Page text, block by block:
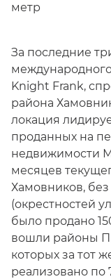
метр
За последние
Knight Frank,
района
локация
проданных на
недвижимости
месяцев
Хамовников, без
(окрестностей
было продано
вошли районы
которых за тот
реализовано по